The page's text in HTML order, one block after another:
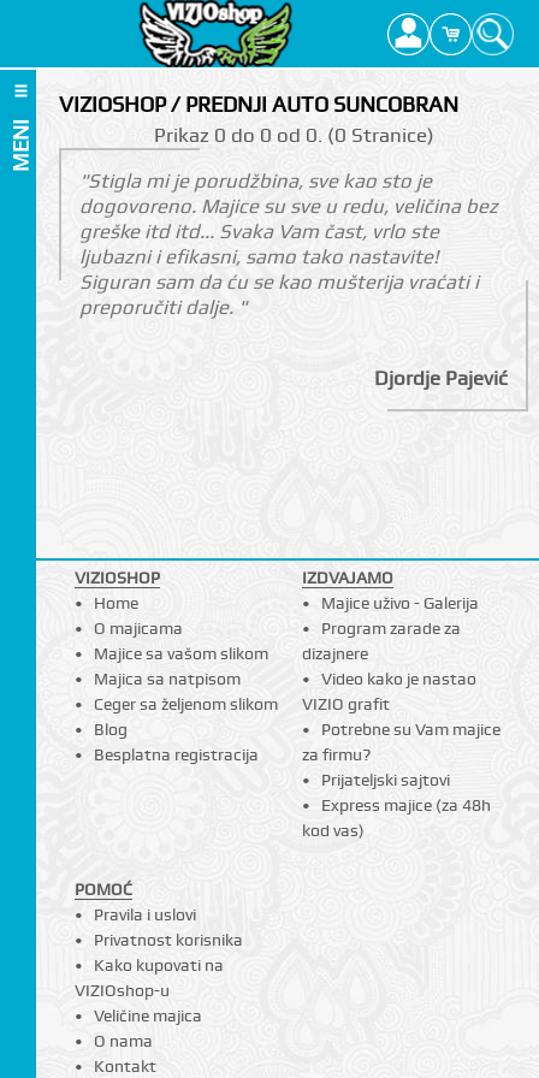
MENI
VIZIOSHOP / PREDNJI AUTO SUNCOBRAN
Prikаz 0 do 0 оd 0. (0 Strаnicе)
"Stigla mi je porudžbina, sve kao sto je
dogovoreno. Majice su sve u redu, veličina bez
greške itd itd... Svaka Vam čast, vrlo ste
ljubazni i efikasni, samo tako nastavite!
Siguran sam da ću se kao mušterija vraćati i
preporučiti dalje. "
Djordje Pajević
VIZIOSHOP
Home
O majicama
Majice sa vašom slikom
Majica sa natpisom
Ceger sa željenom slikom
Blog
Besplatna registracija
IZDVAJAMO
Majice uživo - Galerija
Program zarade za
dizajnere
Video kako je nastao
VIZIO grafit
Potrebne su Vam majice
za firmu?
Prijateljski sajtovi
Express majice (za 48h
kod vas)
POMOĆ
Pravila i uslovi
Privatnost korisnika
Kako kupovati na
VIZIOshop-u
Veličine majica
O nama
Kontakt